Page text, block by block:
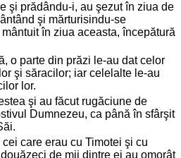
şi prădându-i, au şezut în ziua de
şi mărturisindu-se
în ziua aceasta, începătură
o parte din prăzi le-au dat celor
şi săracilor; iar celelalte le-au
lor.
şi au făcut rugăciune de
Dumnezeu, ca până în sfârşit
care erau cu Timotei şi cu
de mii dintre ei au omorât